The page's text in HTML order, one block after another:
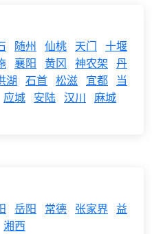
随州 仙桃 天门 十堰
襄阳 黄冈 神农架 丹
湖 石首 松滋 宜都
当
应城 安陆 汉川 麻城
岳阳 常德 张家界
益
湘西